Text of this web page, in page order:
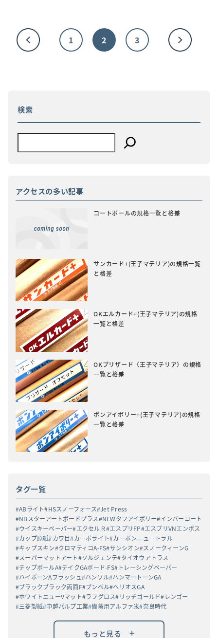
1 2 3
検索
アクセスの多い記事
コートボールの規格一覧と格差
サンカード+(王子マテリア)の規格一覧
と格差
OKエルカード+(王子マテリア)の規格
一覧と格差
OKブリザード（王子マテリア）の規格
一覧と格差
ボンアイボリー+(王子マテリア)の規格
一覧と格差
タグ一覧
ABライト HSスノーフォース Jet Press
NBスターアートボードプラス NEWタフアイボリー インバーコート
ウイスキーペーパー エクセルＲ エスプリFP エスプリVNエンボス
カップ原紙 カワ目 カーボライト カーボンニュートラル
キップスキン クロマティコA-FS サンシオン スノークィーンG
スーパーマットアート ソルジェンテ タイオウアトラス
チップボールA テイクGAボード-FS
トレーシングペーパー
ハイボーンAフラッシュ ハンソル ハンマートーンGA
ブラックブラック両面F ブンペル ヘリオスGA
ホワイトニューVマット ラフグロス リッチゴールド レンゴー
三菱製紙 中越パルプ工業 備蓄用アルファ米 奈良時代
高級高白ケント紙
もっと見る +